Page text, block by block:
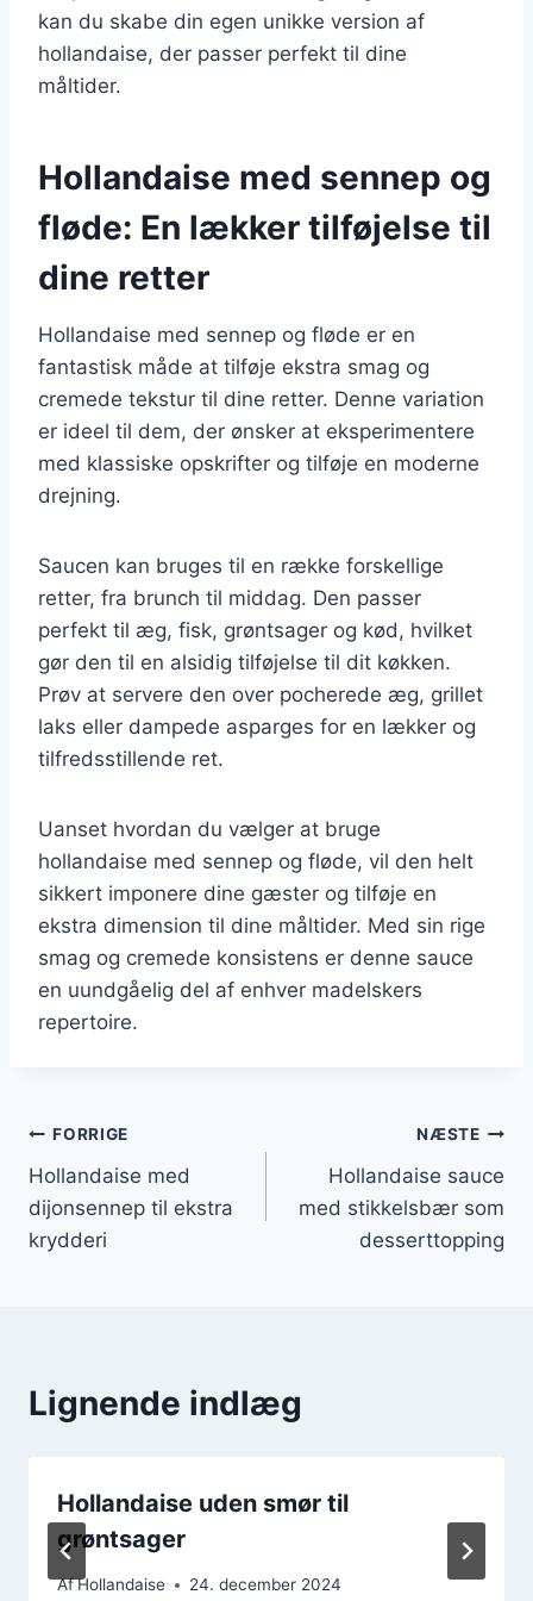
kan du skabe din egen unikke version af
hollandaise, der passer perfekt til dine
måltider.
Hollandaise med sennep og
fløde: En lækker tilføjelse til
dine retter
Hollandaise med sennep og fløde er en
fantastisk måde at tilføje ekstra smag og
cremede tekstur til dine retter. Denne variation
er ideel til dem, der ønsker at eksperimentere
med klassiske opskrifter og tilføje en moderne
drejning.
Saucen kan bruges til en række forskellige
retter, fra brunch til middag. Den passer
perfekt til æg, fisk, grøntsager og kød, hvilket
gør den til en alsidig tilføjelse til dit køkken.
Prøv at servere den over pocherede æg, grillet
laks eller dampede asparges for en lækker og
tilfredsstillende ret.
Uanset hvordan du vælger at bruge
hollandaise med sennep og fløde, vil den helt
sikkert imponere dine gæster og tilføje en
ekstra dimension til dine måltider. Med sin rige
smag og cremede konsistens er denne sauce
en uundgåelig del af enhver madelskers
repertoire.
Indlægsnavigation
FORRIGE
Hollandaise med
dijonsennep til ekstra
krydderi
NÆSTE
Hollandaise sauce
med stikkelsbær som
desserttopping
Lignende indlæg
Hollandaise uden smør til
grøntsager
AfHollandaise 24. december 2024